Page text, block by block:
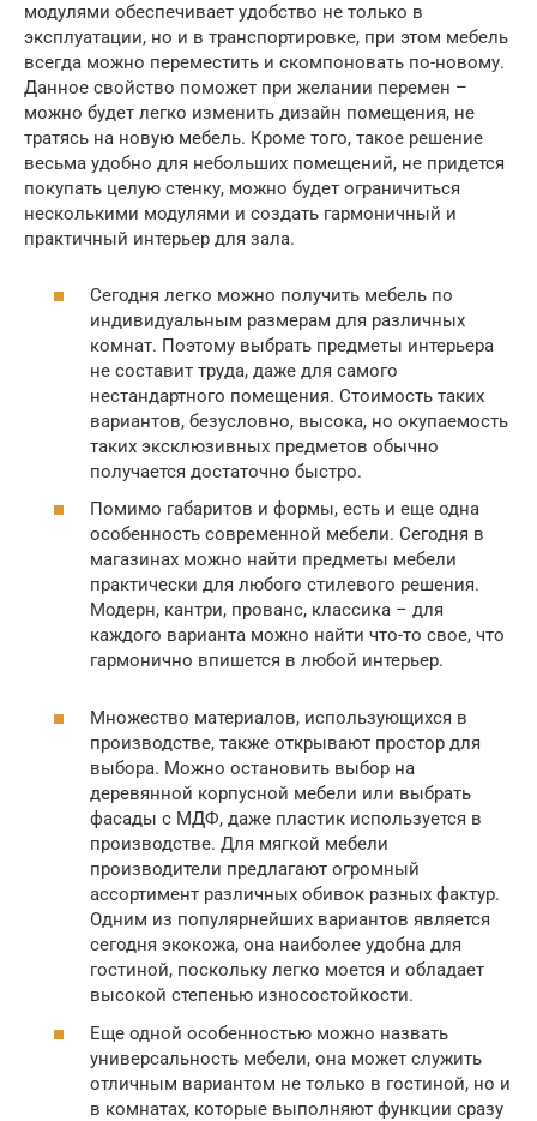
модулями обеспечивает удобство не только в
эксплуатации, но и в транспортировке, при этом мебель
всегда можно переместить и скомпоновать по-новому.
Данное свойство поможет при желании перемен –
можно будет легко изменить дизайн помещения, не
тратясь на новую мебель. Кроме того, такое решение
весьма удобно для небольших помещений, не придется
покупать целую стенку, можно будет ограничиться
несколькими модулями и создать гармоничный и
практичный интерьер для зала.
Сегодня легко можно получить мебель по
индивидуальным размерам для различных
комнат. Поэтому выбрать предметы интерьера
не составит труда, даже для самого
нестандартного помещения. Стоимость таких
вариантов, безусловно, высока, но окупаемость
таких эксклюзивных предметов обычно
получается достаточно быстро.
Помимо габаритов и формы, есть и еще одна
особенность современной мебели. Сегодня в
магазинах можно найти предметы мебели
практически для любого стилевого решения.
Модерн, кантри, прованс, классика – для
каждого варианта можно найти что-то свое, что
гармонично впишется в любой интерьер.
Множество материалов, использующихся в
производстве, также открывают простор для
выбора. Можно остановить выбор на
деревянной корпусной мебели или выбрать
фасады с МДФ, даже пластик используется в
производстве. Для мягкой мебели
производители предлагают огромный
ассортимент различных обивок разных фактур.
Одним из популярнейших вариантов является
сегодня экокожа, она наиболее удобна для
гостиной, поскольку легко моется и обладает
высокой степенью износостойкости.
Еще одной особенностью можно назвать
универсальность мебели, она может служить
отличным вариантом не только в гостиной, но и
в комнатах, которые выполняют функции сразу